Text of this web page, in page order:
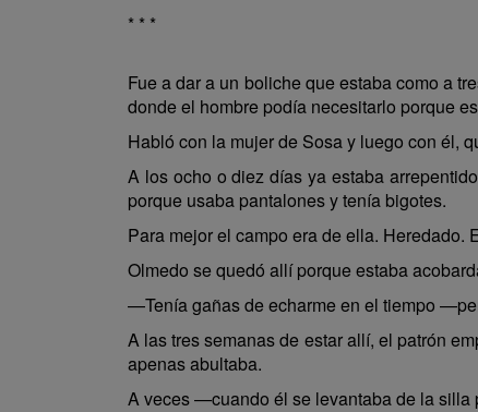
* * *
Fue a dar a un boliche que estaba como a
donde el hombre podía necesitarlo porque
Habló con la mujer de Sosa y luego con él,
A los ocho o diez días ya estaba
porque usaba pantalones y tenía bigotes.
Para mejor el campo era de ella.
Olmedo se quedó allí porque estaba
—Tenía gañas de echarme en el tiempo
A las tres semanas de estar allí, el patrón
apenas abultaba.
A veces —cuando él se levantaba de la